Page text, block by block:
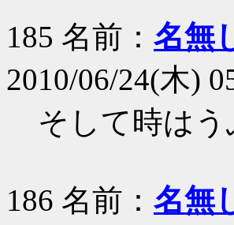
185 名前： 名無
2010/06/24(木)
そして時は
186 名前： 名無